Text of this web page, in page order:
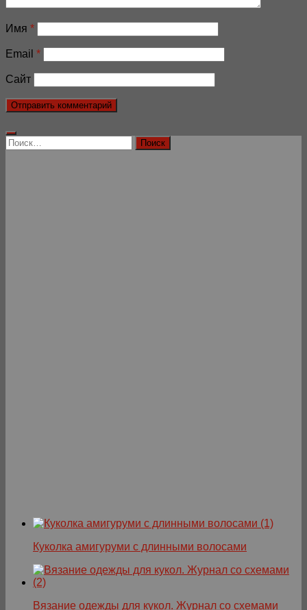
Имя *
Email *
Сайт
Найти:
Куколка амигуруми с длинными волосами
Вязание одежды для кукол. Журнал со схемами